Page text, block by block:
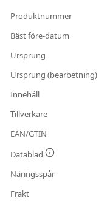
Produktnummer
Bäst före-datum
Ursprung
Ursprung (bearbetning)
Innehåll
Tillverkare
EAN/GTIN
Datablad
Näringsspår
Frakt